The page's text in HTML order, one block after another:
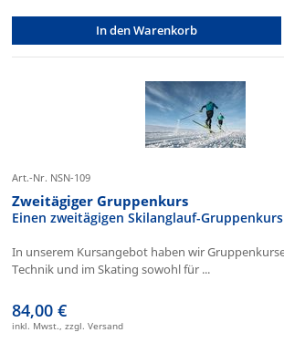
In den Warenkorb
Art.-Nr. NSN-109
Zweitägiger Gruppenkurs
Einen zweitägigen Skilanglauf-
In unserem Kursangebot haben wir
Technik und im Skating sowohl für ...
84,00 €
inkl. Mwst., zzgl. Versand